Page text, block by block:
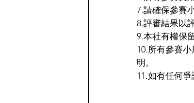
7.請確保參賽
8.評審結果以
9.本社有權保
10.所有參賽
明。
11.如有任何爭